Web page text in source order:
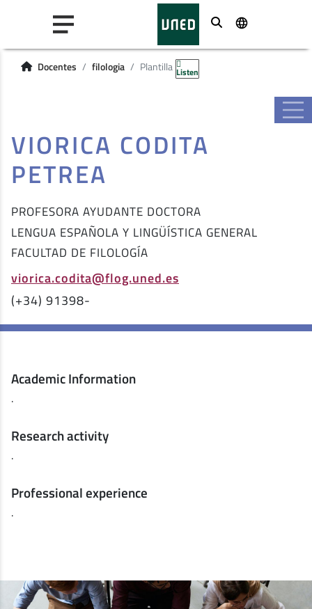
Buscar
Docentes filologia Plantilla Listen
VIORICA CODITA
PETREA
PROFESORA AYUDANTE DOCTORA
LENGUA ESPAÑOLA Y LINGÜÍSTICA GENERAL
FACULTAD DE FILOLOGÍA
viorica.codita@flog.uned.es
(+34) 91398-
Academic Information
.
Research activity
.
Professional experience
.